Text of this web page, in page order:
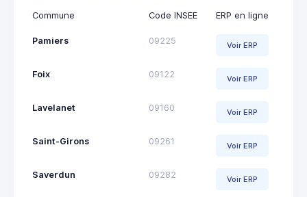
Commune Code INSEE ERP en ligne
Pamiers 09225 Voir ERP
Foix 09122 Voir ERP
Lavelanet 09160 Voir ERP
Saint-Girons 09261 Voir ERP
Saverdun 09282 Voir ERP